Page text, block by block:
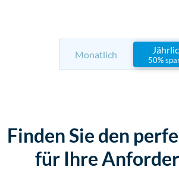
Monatlich 50%
Finden Sie den
für Ihre